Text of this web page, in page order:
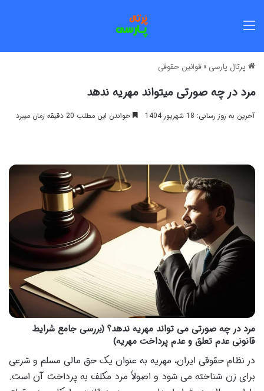
پرتال پارسی »قوانین حقوقی
مرد در چه صورتی میتواند مهریه ندهد
آخرین به روز رسانی: 18 شهریور 1404 خواندن این مطلب 20 دقیقه زمان میبرد
مرد در چه صورتی می تواند مهریه ندهد؟ (بررسی جامع شرایط
قانونی عدم تعلق و عدم پرداخت مهریه)
در نظام حقوقی ایران، مهریه به عنوان یک حق مالی مسلم و شرعی
برای زن شناخته می شود و اصولاً مرد مکلف به پرداخت آن است.